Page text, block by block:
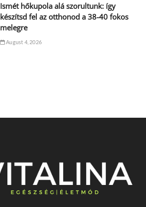
Ismét hőkupola alá szorultunk: így
készítsd fel az otthonod a 38-40 fokos
melegre
August 4, 2026